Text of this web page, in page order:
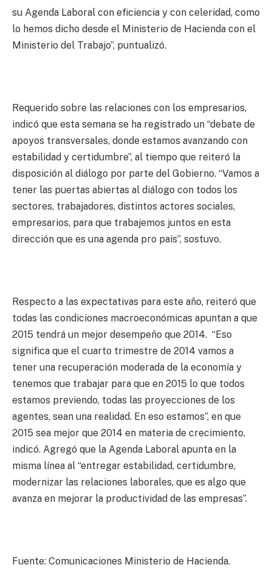
su Agenda Laboral con eficiencia y con celeridad, como
lo hemos dicho desde el Ministerio de Hacienda con el
Ministerio del Trabajo”, puntualizó.
Requerido sobre las relaciones con los empresarios,
indicó que esta semana se ha registrado un “debate de
apoyos transversales, donde estamos avanzando con
estabilidad y certidumbre”, al tiempo que reiteró la
disposición al diálogo por parte del Gobierno. “Vamos a
tener las puertas abiertas al diálogo con todos los
sectores, trabajadores, distintos actores sociales,
empresarios, para que trabajemos juntos en esta
dirección que es una agenda pro país”, sostuvo.
Respecto a las expectativas para este año, reiteró que
todas las condiciones macroeconómicas apuntan a que
2015 tendrá un mejor desempeño que 2014. “Eso
significa que el cuarto trimestre de 2014 vamos a
tener una recuperación moderada de la economía y
tenemos que trabajar para que en 2015 lo que todos
estamos previendo, todas las proyecciones de los
agentes, sean una realidad. En eso estamos”, en que
2015 sea mejor que 2014 en materia de crecimiento,
indicó. Agregó que la Agenda Laboral apunta en la
misma línea al “entregar estabilidad, certidumbre,
modernizar las relaciones laborales, que es algo que
avanza en mejorar la productividad de las empresas”.
Fuente: Comunicaciones Ministerio de Hacienda.